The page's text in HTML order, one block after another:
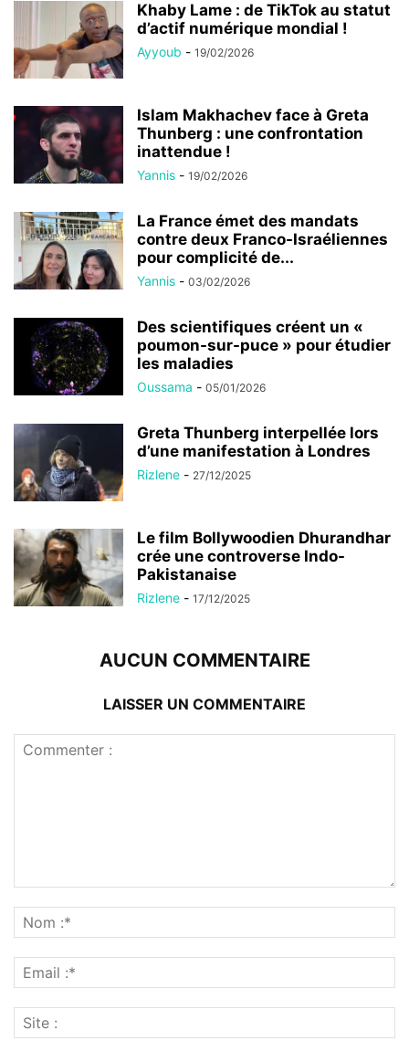
Khaby Lame : de TikTok au statut
d’actif numérique mondial !
Ayyoub - 19/02/2026
Islam Makhachev face à Greta
Thunberg : une confrontation
inattendue !
Yannis - 19/02/2026
La France émet des mandats
contre deux Franco-Israéliennes
pour complicité de...
Yannis - 03/02/2026
Des scientifiques créent un «
poumon-sur-puce » pour étudier
les maladies
Oussama - 05/01/2026
Greta Thunberg interpellée lors
d’une manifestation à Londres
Rizlene - 27/12/2025
Le film Bollywoodien Dhurandhar
crée une controverse Indo-
Pakistanaise
Rizlene - 17/12/2025
AUCUN COMMENTAIRE
LAISSER UN COMMENTAIRE